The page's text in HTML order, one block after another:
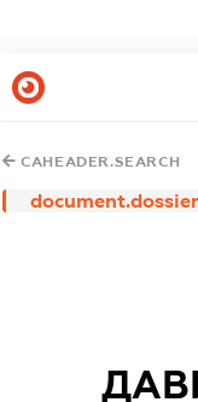
CAHEADER.SEARCH
document.dossier